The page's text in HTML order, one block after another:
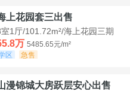
上花园套三出售
1厅/101.72m²/海上花园三期
万 5485.65元/m²
区
急售
漫锦城大房跃层安心出售